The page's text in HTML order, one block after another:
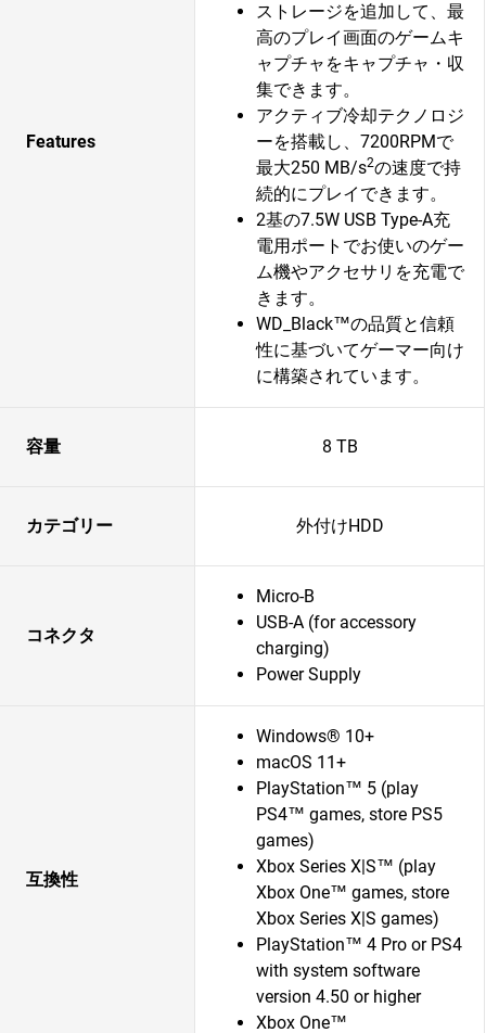
Features
ストレージを追加して、最
高のプレイ画面のゲームキ
ャプチャをキャプチャ・収
集できます。
アクティブ冷却テクノロジ
ーを搭載し、7200RPMで
最大250 MB/s2の速度で持
続的にプレイできます。
2基の7.5W USB Type-A充
電用ポートでお使いのゲー
ム機やアクセサリを充電で
きます。
WD_Black™の品質と信頼
性に基づいてゲーマー向け
に構築されています。
容量 8 TB
カテゴリー 外付けHDD
コネクタ
Micro-B
USB-A (for accessory
charging)
Power Supply
互換性
Windows® 10+
macOS 11+
PlayStation™ 5 (play
PS4™ games, store PS5
games)
Xbox Series X|S™ (play
Xbox One™ games, store
Xbox Series X|S games)
PlayStation™ 4 Pro or PS4
with system software
version 4.50 or higher
Xbox One™